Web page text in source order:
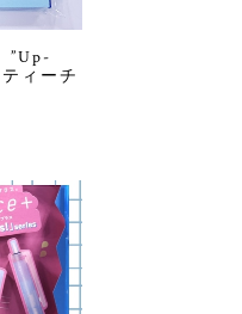
”Up-
ィーチ